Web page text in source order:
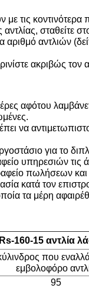
με τις
σταθείτε
αριθμό αντλιών
ακριβώς τον
αφότου
να
για το
υπηρεσιών τις
πωλήσεων
κατά τον
τα μέρη
Rs-160-15 αντλία
που
εμβολοφόρο
95